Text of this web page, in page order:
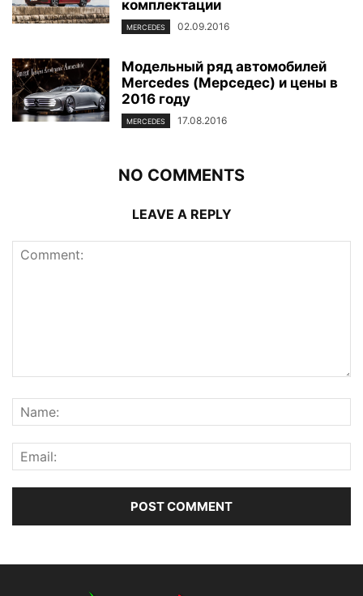
комплектации
MERCEDES 02.09.2016
Модельный ряд автомобилей
Mercedes (Мерседес) и цены в
2016 году
MERCEDES 17.08.2016
NO COMMENTS
LEAVE A REPLY